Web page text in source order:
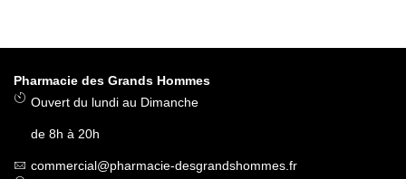
Pharmacie des Grands Hommes
Ouvert du lundi au Dimanche
de 8h à 20h
commercial@pharmacie-desgrandshommes.fr